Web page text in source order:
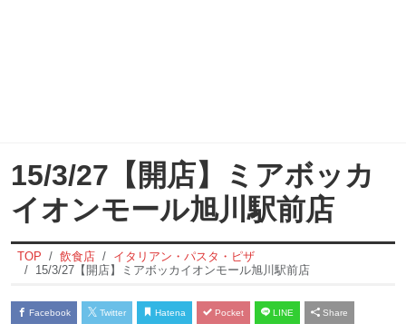
15/3/27【開店】ミアボッカ
イオンモール旭川駅前店
TOP 飲食店
イタリアン・パスタ・ピザ
15/3/27【開店】ミアボッカイオンモール旭川駅前店
Facebook Twitter Hatena Pocket LINE Share